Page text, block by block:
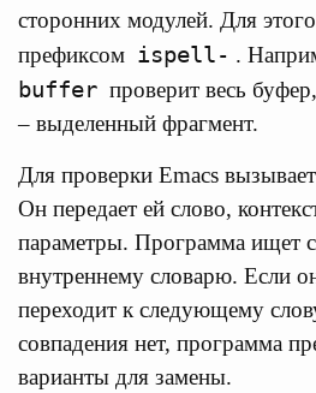
сторонних модулей. Для
префиксом ispell- .
buffer проверит весь буфер,
– выделенный фрагмент.
Для проверки Emacs
Он передает ей слово,
параметры. Программа ищет
внутреннему словарю. Если
переходит к следующему
совпадения нет, программа
варианты для замены.